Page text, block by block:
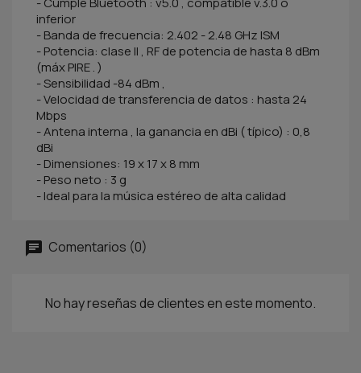
inferior
- Banda de frecuencia: 2.402 - 2.48 GHz ISM
- Potencia: clase II , RF de potencia de hasta 8 dBm
(máx PIRE . )
- Sensibilidad -84 dBm ,
- Velocidad de transferencia de datos : hasta 24
Mbps
- Antena interna , la ganancia en dBi ( típico) : 0,8
dBi
- Dimensiones: 19 x 17 x 8 mm
- Peso neto : 3 g
- Ideal para la música estéreo de alta calidad
Comentarios (0)
No hay reseñas de clientes en este momento.